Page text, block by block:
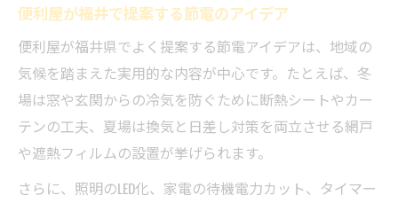
便利屋が福井で提案する節電のアイデア
便利屋が福井県でよく提案する節電アイデアは、地域の
気候を踏まえた実用的な内容が中心です。たとえば、冬
場は窓や玄関からの冷気を防ぐために断熱シートやカー
テンの工夫、夏場は換気と日差し対策を両立させる網戸
や遮熱フィルムの設置が挙げられます。
さらに、照明のLED化、家電の待機電力カット、タイマー